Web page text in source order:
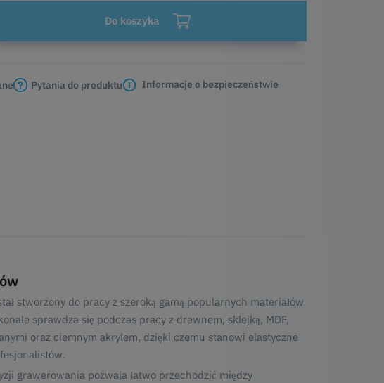
Do koszyka
Pytania do produktu Informacje o bezpieczeństwie
stworzony do pracy z szeroką gamą popularnych materiałów
sprawdza się podczas pracy z drewnem, sklejką, MDF,
oraz ciemnym akrylem, dzięki czemu stanowi elastyczne
grawerowania pozwala łatwo przechodzić między